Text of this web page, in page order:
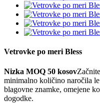
Vetrovke po meri Bless
Nizka MOQ 50 kosov
minimalno količino naročila
blagovne znamke, omejene
dogodke.